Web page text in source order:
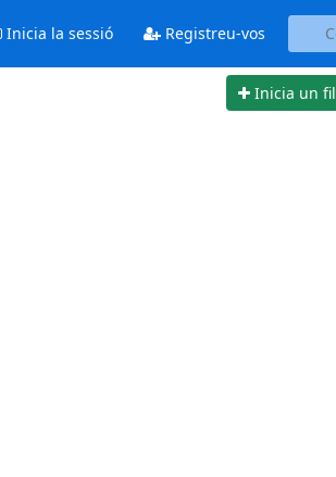
Inicia la sessió Registreu-vos
Inicia un fil